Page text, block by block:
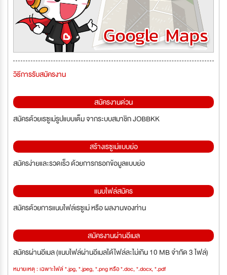
วิธีการรับสมัครงาน
สมัครงานด่วน
สมัครด้วยเรซูเม่รูปแบบเต็ม จากระบบสมาชิก JOBBKK
สร้างเรซูเม่แบบย่อ
สมัครง่ายและรวดเร็ว ด้วยการกรอกข้อมูลแบบย่อ
แนบไฟล์สมัคร
สมัครด้วยการแนบไฟล์เรซูเม่ หรือ ผลงานของท่าน
สมัครงานผ่านอีเมล
สมัครผ่านอีเมล (แนบไฟล์ผ่านอีเมลได้ไฟล์ละไม่เกิน 10 MB จำกัด 3 ไฟล์)
หมายเหตุ : เฉพาะไฟล์ *.jpg, *.jpeg, *.png หรือ *.doc, *.docx, *.pdf